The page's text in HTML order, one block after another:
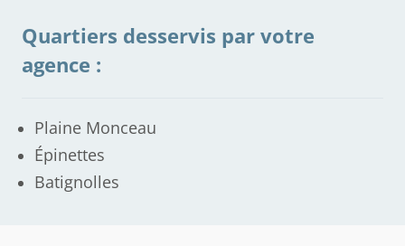
Quartiers desservis par votre
agence :
Plaine Monceau
Épinettes
Batignolles